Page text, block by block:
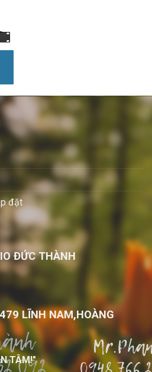
đặt
ĐỨC THÀNH
LĨNH NAM,HOÀNG
TÂM!"